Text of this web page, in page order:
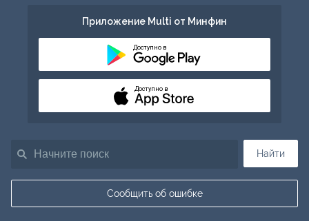
Найти
Сообщить об ошибке
Приложение Multi от Минфин
Доступно в
Доступно в